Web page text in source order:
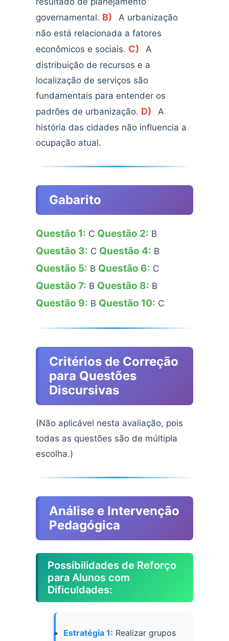
governamental. B)
A urbanização
não está relacionada a fatores
econômicos e sociais. C)
A
distribuição de recursos e a
localização de serviços são
fundamentais para entender os
padrões de urbanização. D)
A
história das cidades não influencia a
ocupação atual.
Gabarito
Questão 1: C Questão 2: B
Questão 3: C Questão 4: B
Questão 5: B Questão 6: C
Questão 7: B Questão 8: B
Questão 9: B Questão 10: C
Critérios de Correção
para Questões
Discursivas
(Não aplicável nesta avaliação, pois
todas as questões são de múltipla
escolha.)
Análise e Intervenção
Pedagógica
Possibilidades de Reforço
para Alunos com
Dificuldades:
Estratégia 1: Realizar grupos